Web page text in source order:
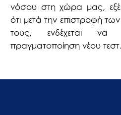
νόσου στη χώρα μας,
ότι μετά την επιστροφή
τους, ενδέχεται να
πραγματοποίηση νέου τεστ.